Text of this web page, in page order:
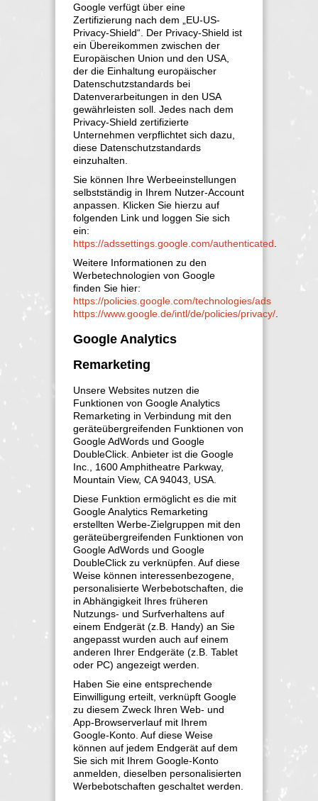
Google verfügt über eine
Zertifizierung nach dem „EU-US-
Privacy-Shield“. Der Privacy-Shield ist
ein Übereikommen zwischen der
Europäischen Union und den USA,
der die Einhaltung europäischer
Datenschutzstandards bei
Datenverarbeitungen in den USA
gewährleisten soll. Jedes nach dem
Privacy-Shield zertifizierte
Unternehmen verpflichtet sich dazu,
diese Datenschutzstandards
einzuhalten.
Sie können Ihre Werbeeinstellungen
selbstständig in Ihrem Nutzer-Account
anpassen. Klicken Sie hierzu auf
folgenden Link und loggen Sie sich
ein:
https://adssettings.google.com/authenticated
Weitere Informationen zu den
Werbetechnologien von Google
finden Sie hier:
https://policies.google.com/technologies/ads
https://www.google.de/intl/de/policies/privacy/
Google Analytics
Remarketing
Unsere Websites nutzen die
Funktionen von Google Analytics
Remarketing in Verbindung mit den
geräteübergreifenden Funktionen von
Google AdWords und Google
DoubleClick. Anbieter ist die Google
Inc., 1600 Amphitheatre Parkway,
Mountain View, CA 94043, USA.
Diese Funktion ermöglicht es die mit
Google Analytics Remarketing
erstellten Werbe-Zielgruppen mit den
geräteübergreifenden Funktionen von
Google AdWords und Google
DoubleClick zu verknüpfen. Auf diese
Weise können interessenbezogene,
personalisierte Werbebotschaften, die
in Abhängigkeit Ihres früheren
Nutzungs- und Surfverhaltens auf
einem Endgerät (z.B. Handy) an Sie
angepasst wurden auch auf einem
anderen Ihrer Endgeräte (z.B. Tablet
oder PC) angezeigt werden.
Haben Sie eine entsprechende
Einwilligung erteilt, verknüpft Google
zu diesem Zweck Ihren Web- und
App-Browserverlauf mit Ihrem
Google-Konto. Auf diese Weise
können auf jedem Endgerät auf dem
Sie sich mit Ihrem Google-Konto
anmelden, dieselben personalisierten
Werbebotschaften geschaltet werden.